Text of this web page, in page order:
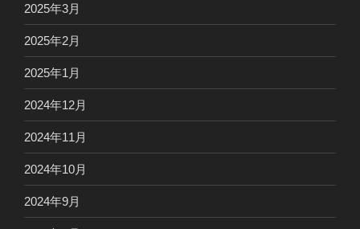
2025年3月
2025年2月
2025年1月
2024年12月
2024年11月
2024年10月
2024年9月